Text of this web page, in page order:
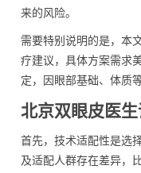
来的风险。
需要特别说明的是，本
疗建议，具体方案需求
定，因眼部基础、体质
北京双眼皮医
首先，技术适配性是选
及适配人群存在差异，